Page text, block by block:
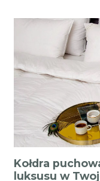
Kołdra
luksusu w